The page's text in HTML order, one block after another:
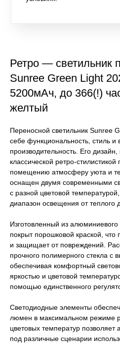
Ретро — светильник
Sunree Green Light
5200мАч, до 366(!)
желтый
Переносной светильник Sunree
себе функциональность, стиль и
производительность. Его
классической ретро-
помещению атмосферу уюта и
оснащен двумя современными
с разной цветовой
диапазон освещения от теплого
Изготовленный из алюминиевого
покрыт порошковой краской, что
и защищает от повреждений.
прочного полимерного стекла с
обеспечивая комфортный
яркостью и цветовой
помощью единственного
Светодиодные элементы
люмен в максимальном режиме
цветовых температур позволяет
под различные сценарии